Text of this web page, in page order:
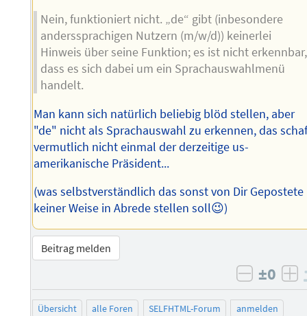
Nein, funktioniert nicht. „de“ gibt (inbesondere
anderssprachigen Nutzern (m/w/d)) keinerlei
Hinweis über seine Funktion; es ist nicht erkennbar,
dass es sich dabei um ein Sprachauswahlmenü
handelt.
Man kann sich natürlich beliebig blöd stellen, aber
"de" nicht als Sprachauswahl zu erkennen, das
vermutlich nicht einmal der derzeitige us-
amerikanische Präsident...
(was selbstverständlich das sonst von Dir Gepostete
keiner Weise in Abrede stellen soll😉)
Beitrag melden
negativ
±0
Übersicht alle Foren SELFHTML-Forum
anmelden